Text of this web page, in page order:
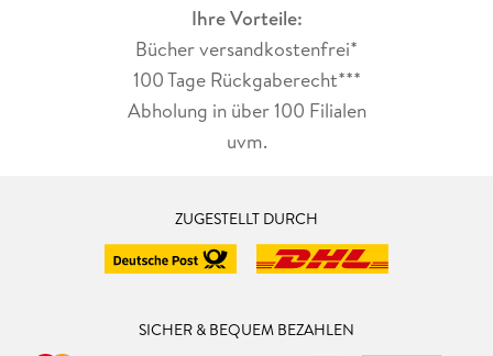
Ihre Vorteile:
Bücher versandkostenfrei*
100 Tage Rückgaberecht***
Abholung in über 100 Filialen
uvm.
ZUGESTELLT DURCH
SICHER & BEQUEM BEZAHLEN